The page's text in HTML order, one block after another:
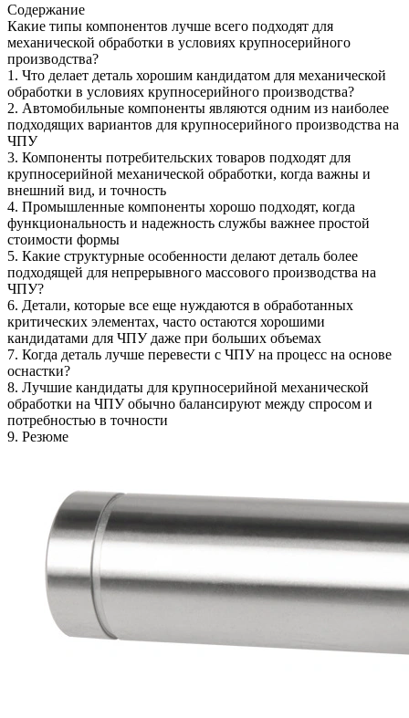
Содержание
Какие типы компонентов лучше всего подходят для
механической обработки в условиях крупносерийного
производства?
1. Что делает деталь хорошим кандидатом для механической
обработки в условиях крупносерийного производства?
2. Автомобильные компоненты являются одним из наиболее
подходящих вариантов для крупносерийного производства на
ЧПУ
3. Компоненты потребительских товаров подходят для
крупносерийной механической обработки, когда важны и
внешний вид, и точность
4. Промышленные компоненты хорошо подходят, когда
функциональность и надежность службы важнее простой
стоимости формы
5. Какие структурные особенности делают деталь более
подходящей для непрерывного массового производства на
ЧПУ?
6. Детали, которые все еще нуждаются в обработанных
критических элементах, часто остаются хорошими
кандидатами для ЧПУ даже при больших объемах
7. Когда деталь лучше перевести с ЧПУ на процесс на основе
оснастки?
8. Лучшие кандидаты для крупносерийной механической
обработки на ЧПУ обычно балансируют между спросом и
потребностью в точности
9. Резюме